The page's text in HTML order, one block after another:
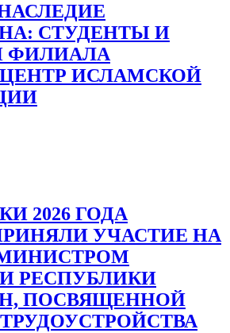
СТУДЕНТЫ И
ФИЛИАЛА
ИСЛАМСКОЙ
2026 ГОДА
УЧАСТИЕ НА
РЕСПУБЛИКИ
ПОСВЯЩЕННОЙ